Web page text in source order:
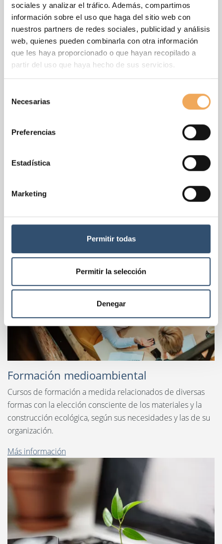
sociales y analizar el tráfico. Además, compartimos
información sobre el uso que haga del sitio web con
nuestros partners de redes sociales, publicidad y análisis
web, quienes pueden combinarla con otra información
que les haya proporcionado o que hayan recopilado a
partir del uso que haya hecho de sus servicios.
Necesarias
Preferencias
Estadística
Marketing
Permitir todas
Permitir la selección
Denegar
Deje que le contemos más
Descubra lo que iBinder puede hacer por usted con una
iBinder se pondrá en contacto con usted para hablar de
puede beneficiarse de utilizar iBinder.
contacto con usted.
Más información sobre
nuestras soluciones
Formación medioambiental
Cursos de formación a medida relacionados de diversas
formas con la elección consciente de los materiales y la
construcción ecológica, según sus necesidades y las de su
organización.
Más información